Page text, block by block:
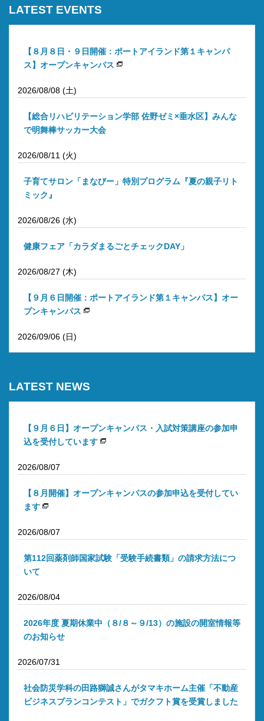
LATEST EVENTS
【８月８日・９日開催：ポートアイランド第１キャンパ
ス】オープンキャンパス
2026/08/08 (土)
【総合リハビリテーション学部 佐野ゼミ×垂水区】みんな
で明舞棒サッカー大会
2026/08/11 (火)
子育てサロン「まなびー」特別プログラム『夏の親子リト
ミック』
2026/08/26 (水)
健康フェア「カラダまるごとチェックDAY」
2026/08/27 (木)
【９月６日開催：ポートアイランド第１キャンパス】オー
プンキャンパス
2026/09/06 (日)
LATEST NEWS
【９月６日】オープンキャンパス・入試対策講座の参加申
込を受付しています
2026/08/07
【８月開催】オープンキャンパスの参加申込を受付してい
ます
2026/08/07
第112回薬剤師国家試験「受験手続書類」の請求方法につ
いて
2026/08/04
2026年度 夏期休業中（８/８～９/13）の施設の開室情報等
のお知らせ
2026/07/31
社会防災学科の田路獅誠さんがタマキホーム主催「不動産
ビジネスプランコンテスト」でガクフト賞を受賞しました